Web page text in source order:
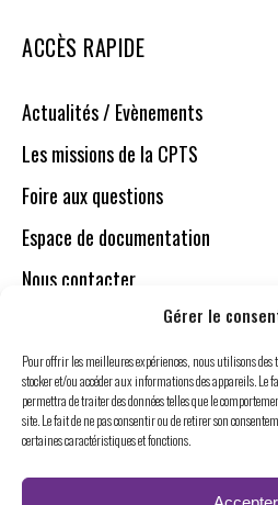
Gérer le
Pour offrir les meilleures expériences, nous utilisons des
stocker et/ou accéder aux informations des appareils. Le
permettra de traiter des données telles que le
site. Le fait de ne pas consentir ou de retirer son
certaines caractéristiques et fonctions.
ACCÈS RAPIDE
Actualités / Evènements
Les missions de la CPTS
Foire aux questions
Espace de documentation
Nous contacter